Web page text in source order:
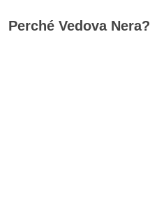
Perché Vedova Nera?